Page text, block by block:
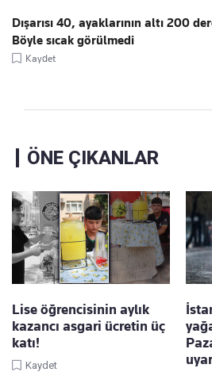
Dışarısı 40, ayaklarının altı 200
Böyle sıcak görülmedi
Kaydet
ÖNE ÇIKANLAR
Lise öğrencisinin aylık
kazancı asgari ücretin üç
katı!
Kaydet